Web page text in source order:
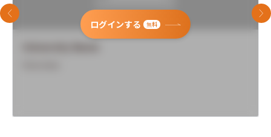
ログインする 無料
前のスライド 次